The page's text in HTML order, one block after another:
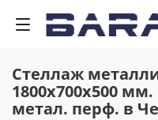
Стеллаж
1800x700x500
метал. перф. в